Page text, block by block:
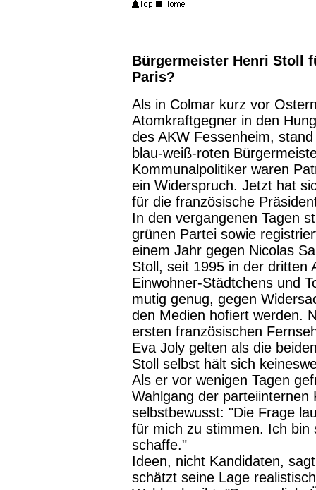
Bürgermeister Henri Stoll
Paris?
Als in Colmar kurz vor
Atomkraftgegner in den
des AKW Fessenheim,
blau-weiß-roten
Kommunalpolitiker waren
ein Widerspruch. Jetzt hat
für die französische
In den vergangenen Tagen
grünen Partei sowie
einem Jahr gegen Nicolas
Stoll, seit 1995 in der dritten
Einwohner-Städtchens und
mutig genug, gegen
den Medien hofiert werden.
ersten französischen
Eva Joly gelten als die
Stoll selbst hält sich
Als er vor wenigen Tagen
Wahlgang der
selbstbewusst: "Die Frage
für mich zu stimmen. Ich bin
schaffe."
Ideen, nicht Kandidaten,
schätzt seine Lage